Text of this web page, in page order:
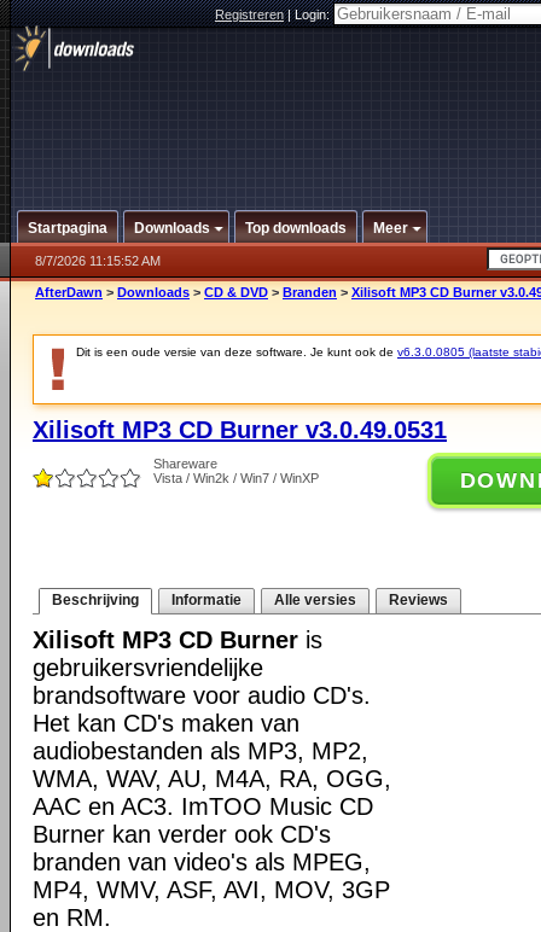
Registreren|Login:
Startpagina Downloads Top downloads Meer
8/7/2026 11:15:52 AM
AfterDawn > Downloads > CD & DVD > Branden > Xilisoft MP3 CD Burner
Dit is een oude versie van deze software. Je kunt ook de v6.3.0.0805 (laatste
Xilisoft MP3 CD Burner v3.0.49.0531
Shareware
Vista / Win2k / Win7 / WinXP
Beschrijving Informatie Alle versies Reviews
Xilisoft MP3 CD Burner is
gebruikersvriendelijke
brandsoftware voor audio CD's.
Het kan CD's maken van
audiobestanden als MP3, MP2,
WMA, WAV, AU, M4A, RA, OGG,
AAC en AC3. ImTOO Music CD
Burner kan verder ook CD's
branden van video's als MPEG,
MP4, WMV, ASF, AVI, MOV, 3GP
en RM.